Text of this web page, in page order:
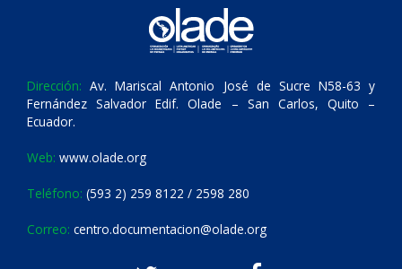
Dirección: Av. Mariscal Antonio José de Sucre N58-63 y
Fernández Salvador Edif. Olade – San Carlos, Quito –
Ecuador.
Web: www.olade.org
Teléfono: (593 2) 259 8122 / 2598 280
Correo: centro.documentacion@olade.org